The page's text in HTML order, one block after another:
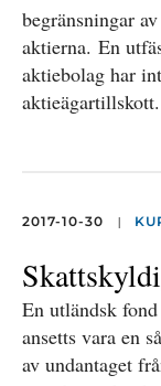
begränsningar
aktierna. En
aktiebolag har
aktieägartillskott.
2017-10-30 |
En utländsk
ansetts vara en
av undantaget